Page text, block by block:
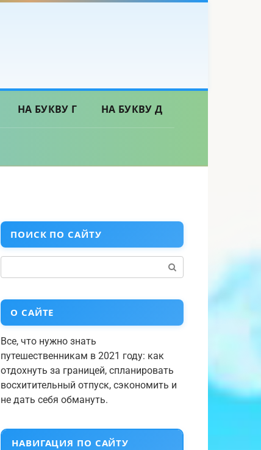
НА БУКВУ Г НА БУКВУ Д
ПОИСК ПО САЙТУ
О САЙТЕ
Все, что нужно знать
путешественникам в 2021 году: как
отдохнуть за границей, спланировать
восхитительный отпуск, сэкономить и
не дать себя обмануть.
НАВИГАЦИЯ ПО САЙТУ